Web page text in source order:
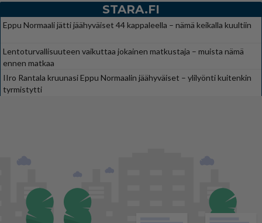
STARA.FI
Eppu Normaali jätti jäähyväiset 44 kappaleella – nämä keikalla kuultiin
Lentoturvallisuuteen vaikuttaa jokainen matkustaja – muista nämä
ennen matkaa
IIro Rantala kruunasi Eppu Normaalin jäähyväiset – ylilyönti kuitenkin
tyrmistytti